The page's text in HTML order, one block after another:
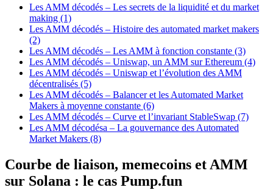
Les AMM décodés – Les secrets de la liquidité et du market
making (1)
Les AMM décodés – Histoire des automated market makers
(2)
Les AMM décodés – Les AMM à fonction constante (3)
Les AMM décodés – Uniswap, un AMM sur Ethereum (4)
Les AMM décodés – Uniswap et l’évolution des AMM
décentralisés (5)
Les AMM décodés – Balancer et les Automated Market
Makers à moyenne constante (6)
Les AMM décodés – Curve et l’invariant StableSwap (7)
Les AMM décodésa – La gouvernance des Automated
Market Makers (8)
Courbe de liaison, memecoins et AMM
sur Solana : le cas Pump.fun